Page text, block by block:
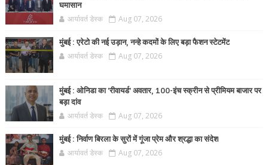
घमासान
आर्यावर्त डेस्क Aug 07, 2026
मुंबई : एरेटो की नई उड़ान, नन्हे कदमों के लिए बड़ा फैशन स्टेटमेंट
आर्यावर्त डेस्क Aug 07, 2026
मुंबई : ओनिडा का 'रीवायर्ड’ अवतार, 100-इंच स्क्रीन से प्रीमियम बाजार पर
बड़ा दांव
आर्यावर्त डेस्क Aug 07, 2026
मुंबई : निर्वाण बिरला के सुरों में गूंजा प्रेम और श्रद्धा का संदेश
आर्यावर्त डेस्क Aug 07, 2026